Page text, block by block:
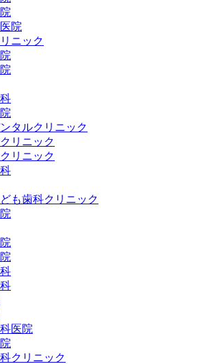
院
ニック
タルクリニック
リニック
リニック
も歯科クリニック
医院
クリニック